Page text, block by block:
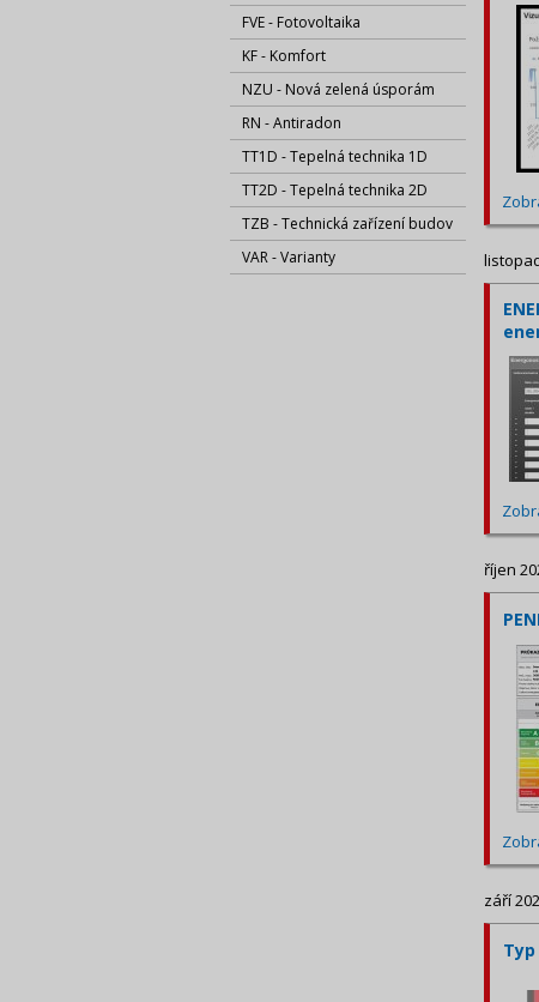
FVE - Fotovoltaika
KF - Komfort
NZU - Nová zelená úsporám
RN - Antiradon
TT1D - Tepelná technika 1D
TT2D - Tepelná technika 2D
TZB - Technická zařízení budov
VAR - Varianty
říjen
září